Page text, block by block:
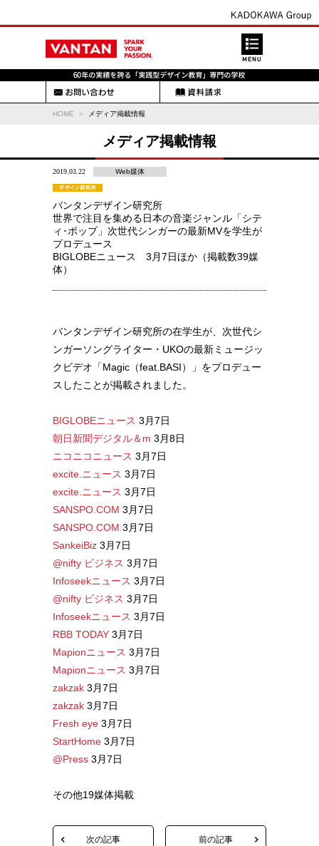
HOME メディア掲載情報
メディア掲載情報
2019.03.22 Web媒体
バンタンデザイン研究所
世界で注目を集める日本の音楽ジャンル「シテ
ィ･ポップ」次世代シンガーの最新MVを学生が
プロデュース
BIGLOBEニュース 3月7日ほか（掲載数39媒
体）
バンタンデザイン研究所の在学生が、次世代シ
ンガーソングライター・UKOの最新ミュージッ
クビデオ「Magic（feat.BASI）」をプロデュー
スしたことが掲載されました。
BIGLOBEニュース 3月7日
朝日新聞デジタル＆m 3月8日
ニコニコニュース 3月7日
excite.ニュース 3月7日
excite.ニュース 3月7日
SANSPO.COM 3月7日
SANSPO.COM 3月7日
SankeiBiz 3月7日
@nifty ビジネス 3月7日
Infoseekニュース 3月7日
@nifty ビジネス 3月7日
Infoseekニュース 3月7日
RBB TODAY 3月7日
Mapionニュース 3月7日
Mapionニュース 3月7日
zakzak 3月7日
zakzak 3月7日
Fresh eye 3月7日
StartHome 3月7日
@Press 3月7日
その他19媒体掲載
次の記事 前の記事